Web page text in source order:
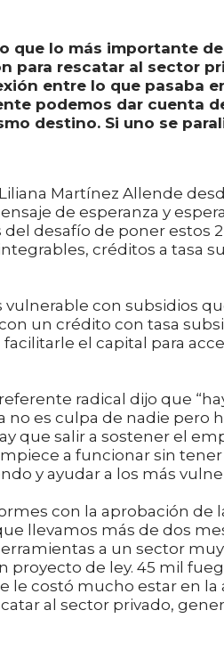
que lo más importante
para rescatar al sector
entre lo que pasaba
podemos dar cuenta
destino. Si uno se
Martínez Allende
de esperanza y
desafío de poner estos
créditos a tasa
vulnerable con subsidios
un crédito con tasa
el capital para
radical dijo que
no es culpa de nadie pero
que salir a sostener el
a funcionar sin
y ayudar a los más
con la aprobación de
llevamos más de dos
a un sector
de ley. 45 mil
le costó mucho estar en la
al sector privado,